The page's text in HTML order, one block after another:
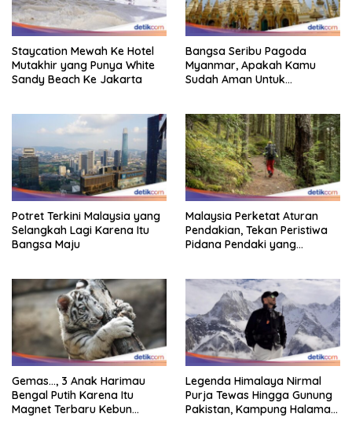
Staycation Mewah Ke Hotel
Mutakhir yang Punya White
Sandy Beach Ke Jakarta
Bangsa Seribu Pagoda
Myanmar, Apakah Kamu
Sudah Aman Untuk
Potret Terkini Malaysia yang
Selangkah Lagi Karena Itu
Bangsa Maju
Malaysia Perketat Aturan
Pendakian, Tekan Peristiwa
Pidana Pendaki yang
Gemas…, 3 Anak Harimau
Bengal Putih Karena Itu
Magnet Terbaru Kebun
Legenda Himalaya Nirmal
Purja Tewas Hingga Gunung
Pakistan, Kampung Halaman